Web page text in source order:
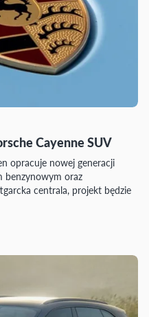
Cayenne SUV
opracuje nowej generacji
benzynowym oraz
centrala, projekt będzie